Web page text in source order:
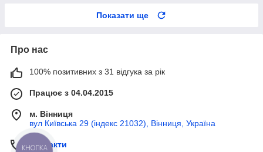
Показати ще
Про нас
100% позитивних з 31 відгука за рік
Працює з 04.04.2015
м. Вінниця
вул Київська 29 (індекс 21032), Вінниця, Україна
Контакти
КНОПКА